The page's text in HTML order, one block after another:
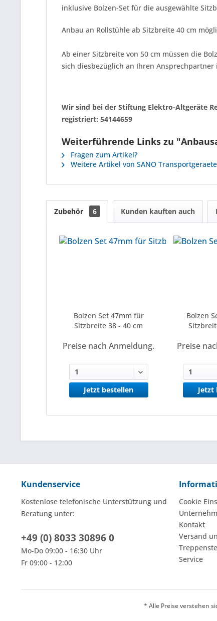
inklusive Bolzen-Set für die ausgewählte
Anbau an Rollstühle ab Sitzbreite 40 cm
Ab einer Sitzbreite von 50 cm müssen die
sich diesbezüglich an Ihren
Wir sind bei der Stiftung Elektro-Altgeräte
registriert: 54144659
Weiterführende Links zu
Fragen zum Artikel?
Weitere Artikel von SANO
Zubehör 6 Kunden kauften auch
Bolzen Set 47mm für
Sitzbreite 38 - 40 cm
Preise nach Anmeldung.
Jetzt bestellen
Bolzen
Preise
Jetzt
Kundenservice
Kostenlose telefonische Unterstützung und
Beratung unter:
+49 (0) 8033 30896 0
Mo-Do 09:00 - 16:30 Uhr
Fr 09:00 - 12:00
Cookie
Kontakt
Versand
Service
* Alle Preise verstehen